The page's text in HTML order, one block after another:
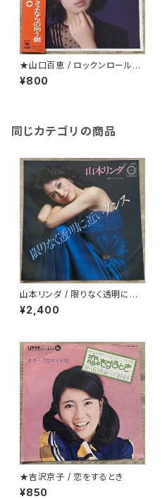
★山口百恵 / ロックンロール・
ウィドウ HIT PACK SERIES
¥800
同じカテゴリの商品
山本リンダ / 限りなく透明に近
いダンス
¥2,400
★吉沢京子 / 恋をするとき
¥850